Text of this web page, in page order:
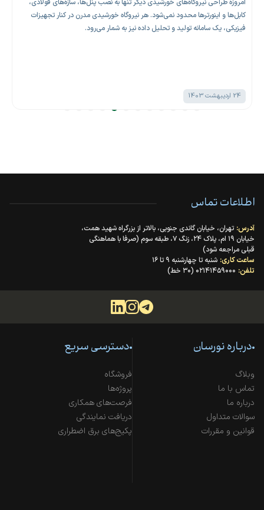
امروزه طراحی نیروگاه‌های خورشیدی دیگر تنها به نصب پنل‌ها، سازه‌های فولادی،
کابل‌ها و اینورترها محدود نمی‌شود. هر نیروگاه خورشیدی مدرن در کنار تجهیزات
فیزیکی، یک سامانه تولید و تحلیل داده نیز به شمار می‌رود.
24 اردیبهشت 1403
اطلاعات تماس
آدرس: تهران، خیابان گاندی جنوبی، بالاتر از بزرگراه شهید همت،
خیابان ۱۹ ام، پلاک ۲۴، زنگ ۷، طبقه سوم (صرفا با هماهنگی
قبلی مراجعه شود)
ساعت کاری: شنبه تا چهارشنبه ۹ تا ۱۶
تلفن: ۰۲۱۴۱۴۵۹۰۰۰ (۳۰ خط)
درباره نورسان
وبلاگ
تماس با ما
درباره ما
سوالات متداول
قوانین و مقررات
دسترسی سریع
فروشگاه
پروژه‌ها
فرصت‌های همکاری
دریافت نمایندگی
پکیج‌های برق اضطراری